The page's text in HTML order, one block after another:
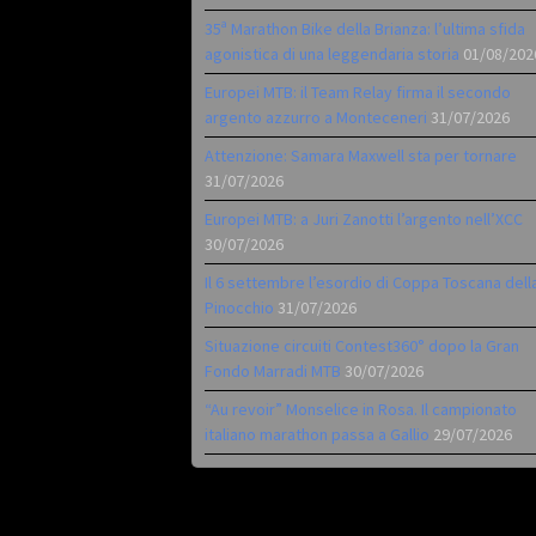
35ª Marathon Bike della Brianza: l’ultima sfida
agonistica di una leggendaria storia 01/08/
Europei MTB: il Team Relay firma il secondo
argento azzurro a Monteceneri 31/07/2026
Attenzione: Samara Maxwell sta per tornare
31/07/2026
Europei MTB: a Juri Zanotti l’argento nell’XCC
30/07/2026
Il 6 settembre l’esordio di Coppa Toscana
Pinocchio 31/07/2026
Situazione circuiti Contest360° dopo la Gran
Fondo Marradi MTB 30/07/2026
“Au revoir” Monselice in Rosa. Il campionato
italiano marathon passa a Gallio 29/07/2026